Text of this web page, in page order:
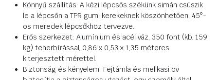
Könnyű szállítás: A kézi lépcsős székünk simán csúszik
le a lépcsőn a TPR gumi kerekeknek köszönhetően, 45°-
os meredek lépcsőkhöz tervezve.
Erős szerkezet: Alumínium és acél váz, 350 font (kb. 159
kg) teherbírással, 0,86 x 0,53 x 1,35 méteres
kiterjesztett mérettel.
Biztonság és kényelem: Fejtámla és mellkasi öv